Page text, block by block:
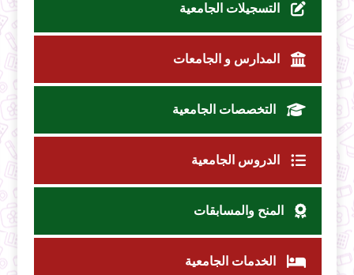
التسجيلات الجامعية
المدارس و الجامعات
التخصصات الجامعية
الدروس الجامعية
المنح والمسابقات
الخدمات الجامعية